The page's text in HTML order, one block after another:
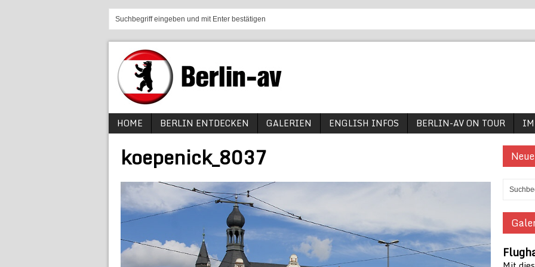
HOME BERLIN ENTDECKEN GALERIEN ENGLISH INFOS BERLIN-AV ON TOUR
koepenick_8037